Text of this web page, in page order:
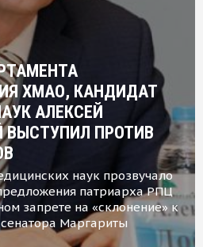
ХМАО, КАНДИДАТ
АЛЕКСЕЙ
ВЫСТУПИЛ ПРОТИВ
наук прозвучало
патриарха РПЦ
запрете на «склонение» к
Маргариты